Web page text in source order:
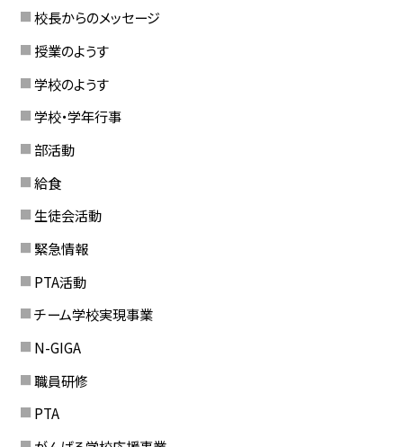
校長からのメッセージ
授業のようす
学校のようす
学校・学年行事
部活動
給食
生徒会活動
緊急情報
PTA活動
チーム学校実現事業
N-GIGA
職員研修
PTA